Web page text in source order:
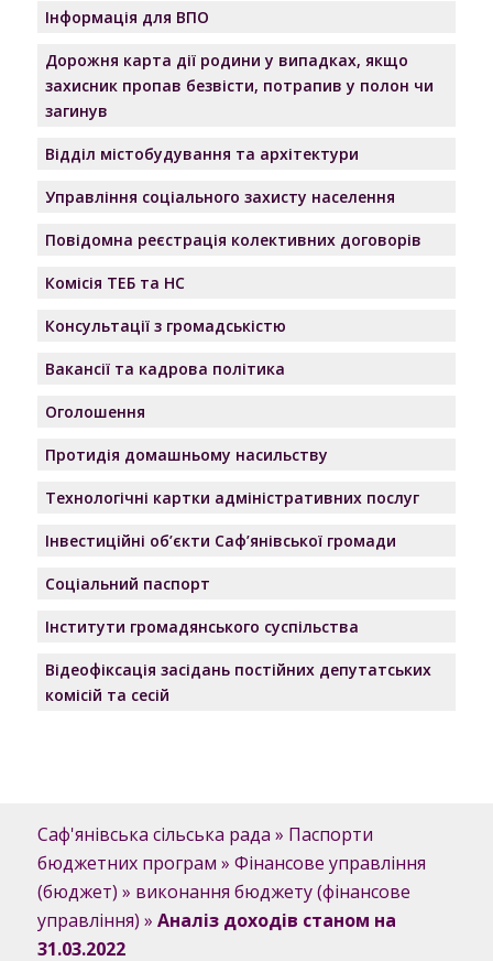
Інформація для ВПО
Дорожня карта дії родини у випадках, якщо
захисник пропав безвісти, потрапив у полон чи
загинув
Відділ містобудування та архітектури
Управління соціального захисту населення
Повідомна реєстрація колективних договорів
Комісія ТЕБ та НС
Консультації з громадськістю
Вакансії та кадрова політика
Оголошення
Протидія домашньому насильству
Технологічні картки адміністративних послуг
Інвестиційні об’єкти Саф’янівської громади
Соціальний паспорт
Інститути громадянського суспільства
Відеофіксація засідань постійних депутатських
комісій та сесій
Саф'янівська сільська рада » Паспорти
бюджетних програм » Фінансове управління
(бюджет) » виконання бюджету (фінансове
управління) » Аналіз доходів станом на
31.03.2022